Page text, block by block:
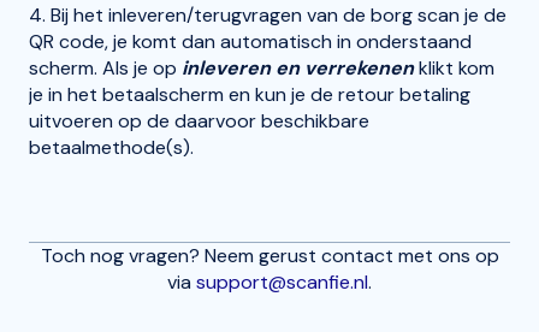
4. Bij het inleveren/terugvragen van de borg scan je de
QR code, je komt dan automatisch in onderstaand
scherm. Als je op inleveren en verrekenenklikt kom
je in het betaalscherm en kun je de retour betaling
uitvoeren op de daarvoor beschikbare
betaalmethode(s).
Toch nog vragen? Neem gerust contact met ons op
via support@scanfie.nl.